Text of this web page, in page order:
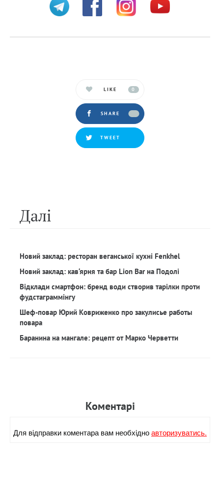
LIKE 0
SHARE
TWEET
Далi
Новий заклад: ресторан веганської кухні Fenkhel
Новий заклад: кав‘ярня та бар Lion Bar на Подолі
Відклади смартфон: бренд води створив тарілки проти
фудстаграммінгу
Шеф-повар Юрий Ковриженко про закулисье работы
повара
Баранина на мангале: рецепт от Марко Черветти
Коментарi
Для вiдправки коментара вам необхiдноавторизуватись.